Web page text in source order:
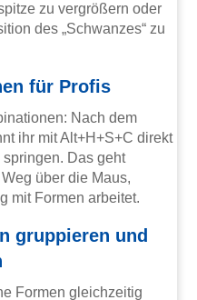
zu vergrößern oder
des „Schwanzes“ zu
für Profis
Nach dem
ihr mit Alt+H+S+C direkt
springen. Das geht
über die Maus,
mit Formen arbeitet.
gruppieren und
Formen gleichzeitig